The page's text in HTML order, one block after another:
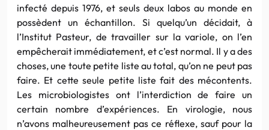
infecté depuis 1976, et seuls deux labos au monde en
possèdent un échantillon. Si quelqu’un décidait, à
l’Institut Pasteur, de travailler sur la variole, on l’en
empêcherait immédiatement, et c’est normal. Il y a des
choses, une toute petite liste au total, qu’on ne peut pas
faire. Et cette seule petite liste fait des mécontents.
Les microbiologistes ont l’interdiction de faire un
certain nombre d’expériences. En virologie, nous
n’avons malheureusement pas ce réflexe, sauf pour la